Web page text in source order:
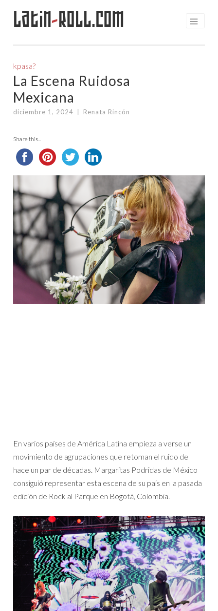
Saltar
Latin-Roll.com
kpasa?
La Escena Ruidosa
Mexicana
diciembre 1, 2024 Renata Rincón
Share this...
En varios países de América Latina empieza a verse un
movimiento de agrupaciones que retoman el ruido de
hace un par de décadas. Margaritas Podridas de México
consiguió representar esta escena de su país en la pasada
edición de Rock al Parque en Bogotá, Colombia.